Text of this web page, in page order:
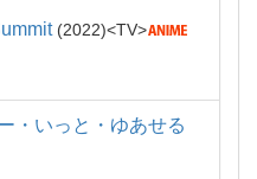
2022 TV
・いっと・ゆあせる